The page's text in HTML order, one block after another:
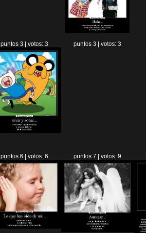
puntos 3 | votos: 3 puntos 3 | votos: 3
puntos 6 | votos: 6 puntos 7 | votos: 9